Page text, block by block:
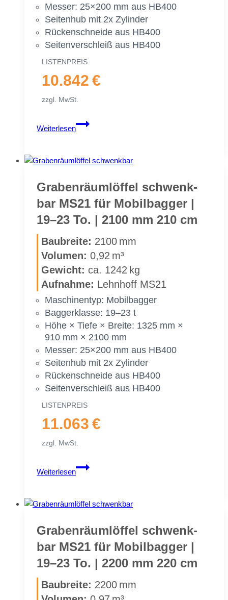
Mes­ser: 25×200 mm aus HB400
Sei­ten­hub mit 2x Zy­lin­der
Rü­cken­schnei­de aus HB400
Sei­ten­ver­schleiß aus HB400
LIS­TEN­PREIS
10.842 €
zzgl. MwSt.
Weiterlesen
Gra­
ben­
löf­
schwenk­
MS21
für
bil­
bag­
ger
|
23 To.
|
2000 mm
200 cm
Gra­ben­räum­löf­fel schwenk­
bar MS21 für Mo­bil­bag­ger |
19–23 To. | 2100 mm 210 cm
Bau­brei­te: 2100 mm
Vo­lu­men: 0,92 m³
Ge­wicht: ca. 1242 kg
Auf­nah­me: Lehn­hoff MS21
Ma­schi­nen­typ: Mo­bil­bag­ger
Bag­ger­klas­se: 19–23 t
Höhe × Tie­fe × Brei­te: 1325 mm ×
910 mm × 2100 mm
Mes­ser: 25×200 mm aus HB400
Sei­ten­hub mit 2x Zy­lin­der
Rü­cken­schnei­de aus HB400
Sei­ten­ver­schleiß aus HB400
LIS­TEN­PREIS
11.063 €
zzgl. MwSt.
Weiterlesen
Gra­
ben­
löf­
schwenk­
MS21
für
bil­
Gra­ben­räum­löf­fel schwenk­
bar MS21 für Mo­bil­bag­ger |
19–23 To. | 2200 mm 220 cm
Bau­brei­te: 2200 mm